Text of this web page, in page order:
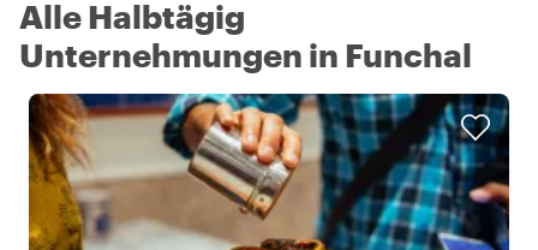
Alle Halbtägig
Unternehmungen in Funchal